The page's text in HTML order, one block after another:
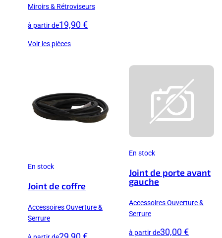
Miroirs & Rétroviseurs
à partir de19,90 €
Voir les pièces
En stock
Joint de coffre
Accessoires Ouverture &
Serrure
En stock
Joint de porte avant
gauche
Accessoires Ouverture &
Serrure
à partir de30,00 €